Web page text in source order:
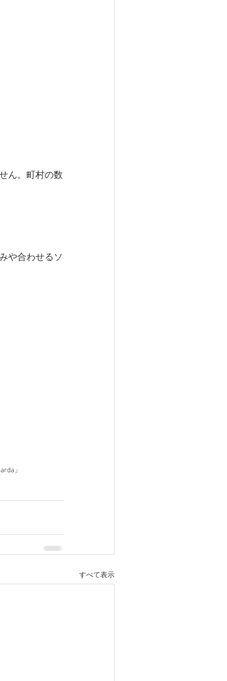
ん。町村の数
や合わせるソ
」
すべて表示